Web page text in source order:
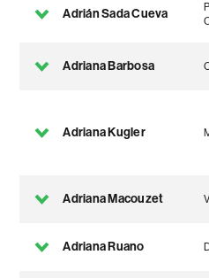
Adrián Sada Cueva
Adriana Barbosa
Adriana Kugler
Adriana Macouzet
Adriana Ruano